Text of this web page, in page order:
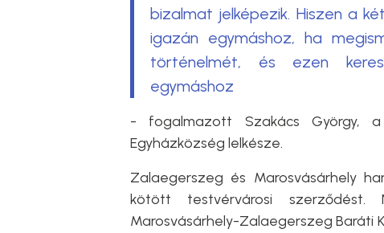
bizalmat jelképezik. Hiszen a
igazán egymáshoz, ha
történelmét, és ezen
egymáshoz
- fogalmazott Szakács György, a
Egyházközség lelkésze.
Zalaegerszeg és Marosvásárhely
kötött testvérvárosi
Marosvásárhely-Zalaegerszeg Baráti